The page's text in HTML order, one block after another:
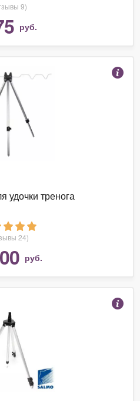
9)
руб.
удочки тренога
24)
руб.